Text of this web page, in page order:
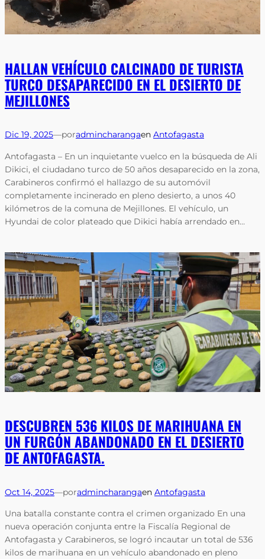
HALLAN VEHÍCULO CALCINADO DE TURISTA
TURCO DESAPARECIDO EN EL DESIERTO DE
MEJILLONES
Dic 19, 2025—poradmincharangaen Antofagasta
Antofagasta – En un inquietante vuelco en la búsqueda de Ali
Dikici, el ciudadano turco de 50 años desaparecido en la zona,
Carabineros confirmó el hallazgo de su automóvil
completamente incinerado en pleno desierto, a unos 40
kilómetros de la comuna de Mejillones. El vehículo, un
Hyundai de color plateado que Dikici había arrendado en…
DESCUBREN 536 KILOS DE MARIHUANA EN
UN FURGÓN ABANDONADO EN EL DESIERTO
DE ANTOFAGASTA.
Oct 14, 2025—poradmincharangaen Antofagasta
Una batalla constante contra el crimen organizado En una
nueva operación conjunta entre la Fiscalía Regional de
Antofagasta y Carabineros, se logró incautar un total de 536
kilos de marihuana en un vehículo abandonado en pleno